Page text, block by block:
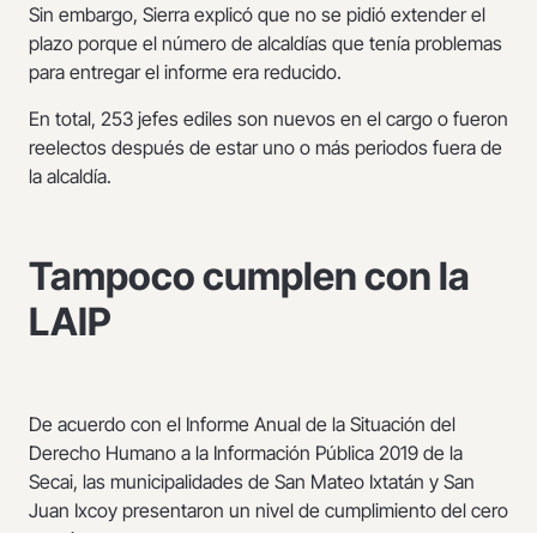
Sin embargo, Sierra explicó que no se pidió extender el
plazo porque el número de alcaldías que tenía problemas
para entregar el informe era reducido.
En total, 253 jefes ediles son nuevos en el cargo o fueron
reelectos después de estar uno o más periodos fuera de
la alcaldía.
Tampoco cumplen con la
LAIP
De acuerdo con el Informe Anual de la Situación del
Derecho Humano a la Información Pública 2019 de la
Secai, las municipalidades de San Mateo Ixtatán y San
Juan Ixcoy presentaron un nivel de cumplimiento del cero